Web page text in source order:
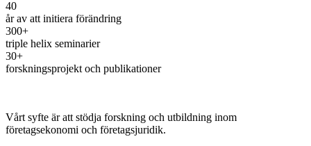
40
år av att initiera förändring
300+
triple helix seminarier
30+
forskningsprojekt och publikationer
Vårt syfte är att stödja forskning och utbildning inom
företagsekonomi och företagsjuridik.